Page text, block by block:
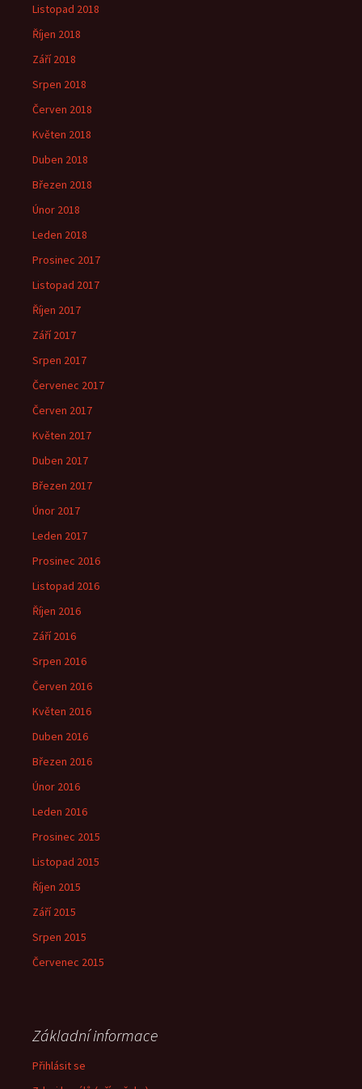
Listopad 2018
Říjen 2018
Září 2018
Srpen 2018
Červen 2018
Květen 2018
Duben 2018
Březen 2018
Únor 2018
Leden 2018
Prosinec 2017
Listopad 2017
Říjen 2017
Září 2017
Srpen 2017
Červenec 2017
Červen 2017
Květen 2017
Duben 2017
Březen 2017
Únor 2017
Leden 2017
Prosinec 2016
Listopad 2016
Říjen 2016
Září 2016
Srpen 2016
Červen 2016
Květen 2016
Duben 2016
Březen 2016
Únor 2016
Leden 2016
Prosinec 2015
Listopad 2015
Říjen 2015
Září 2015
Srpen 2015
Červenec 2015
Základní informace
Přihlásit se